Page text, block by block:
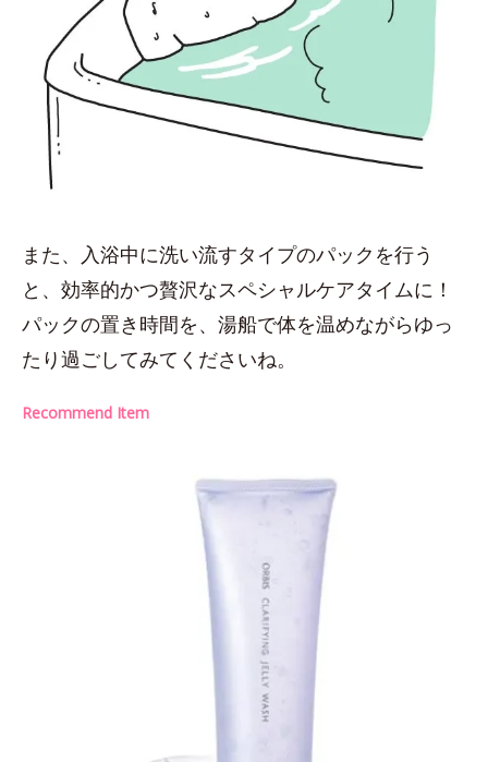
また、入浴中に洗い流すタイプのパックを行う
と、効率的かつ贅沢なスペシャルケアタイムに！
パックの置き時間を、湯船で体を温めながらゆっ
たり過ごしてみてくださいね。
Recommend Item